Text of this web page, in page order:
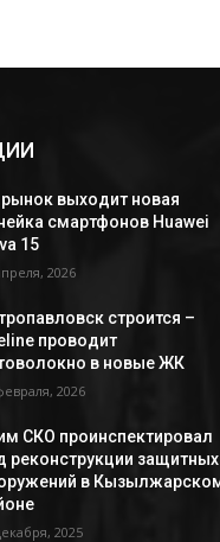
выходит новая
смартфонов Huawei
15
2026
строится –
проводит
в новые ЖК
2026
СКО проинспектировал
реконструкции защитных
в
2025